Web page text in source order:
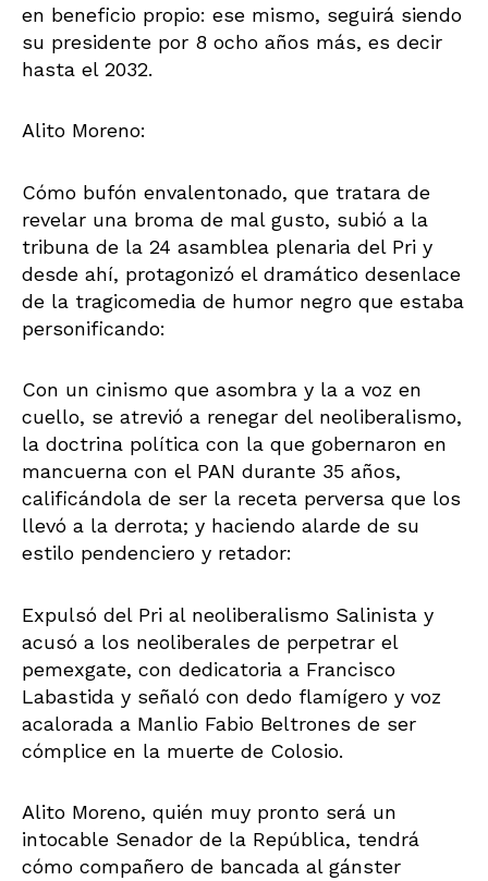
en beneficio propio: ese mismo, seguirá siendo
su presidente por 8 ocho años más, es decir
hasta el 2032.
Alito Moreno:
Cómo bufón envalentonado, que tratara de
revelar una broma de mal gusto, subió a la
tribuna de la 24 asamblea plenaria del Pri y
desde ahí, protagonizó el dramático desenlace
de la tragicomedia de humor negro que estaba
personificando:
Con un cinismo que asombra y la a voz en
cuello, se atrevió a renegar del neoliberalismo,
la doctrina política con la que gobernaron en
mancuerna con el PAN durante 35 años,
calificándola de ser la receta perversa que los
llevó a la derrota; y haciendo alarde de su
estilo pendenciero y retador:
Expulsó del Pri al neoliberalismo Salinista y
acusó a los neoliberales de perpetrar el
pemexgate, con dedicatoria a Francisco
Labastida y señaló con dedo flamígero y voz
acalorada a Manlio Fabio Beltrones de ser
cómplice en la muerte de Colosio.
Alito Moreno, quién muy pronto será un
intocable Senador de la República, tendrá
cómo compañero de bancada al gánster